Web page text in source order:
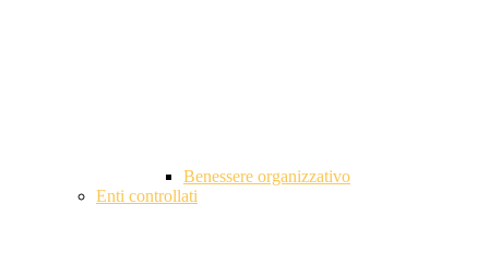
Benessere organizzativo
Enti controllati